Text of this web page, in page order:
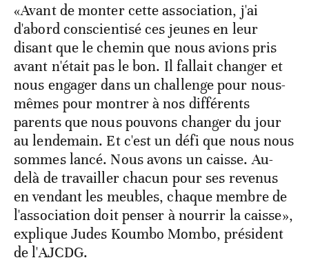
«Avant de monter cette association, j'ai
d'abord conscientisé ces jeunes en leur
disant que le chemin que nous avions pris
avant n'était pas le bon. Il fallait changer et
nous engager dans un challenge pour nous-
mêmes pour montrer à nos différents
parents que nous pouvons changer du jour
au lendemain. Et c'est un défi que nous nous
sommes lancé. Nous avons un caisse. Au-
delà de travailler chacun pour ses revenus
en vendant les meubles, chaque membre de
l'association doit penser à nourrir la caisse»,
explique Judes Koumbo Mombo, président
de l'AJCDG.